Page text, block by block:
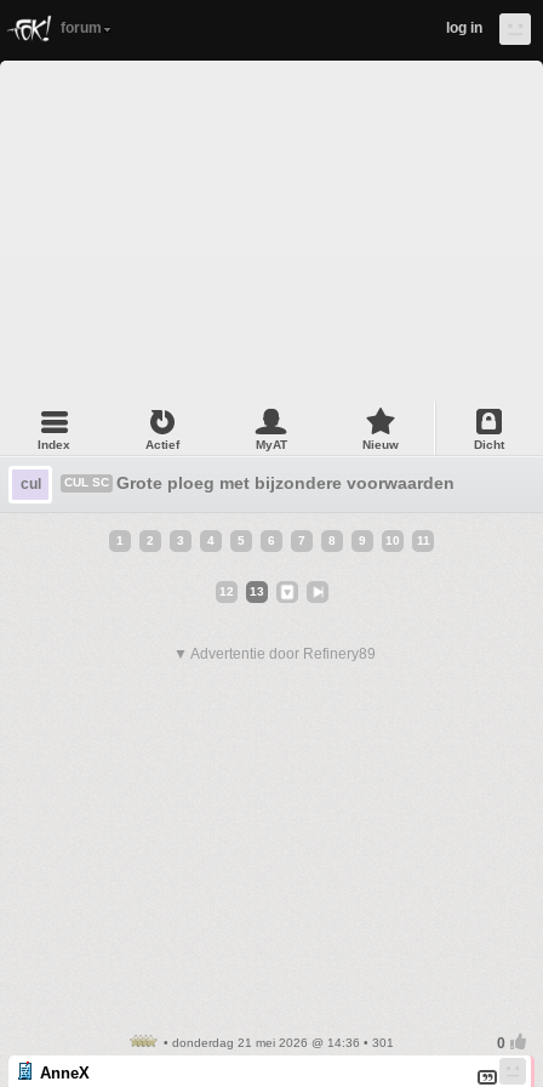
forum log in
Index Actief MyAT Nieuw Dicht
cul CUL SC Grote ploeg met bijzondere voorwaarden
1 2 3 4 5 6 7 8 9 10 11
12 13
▼ Advertentie door Refinery89
• donderdag 21 mei 2026 @ 14:36 • 301
AnneX